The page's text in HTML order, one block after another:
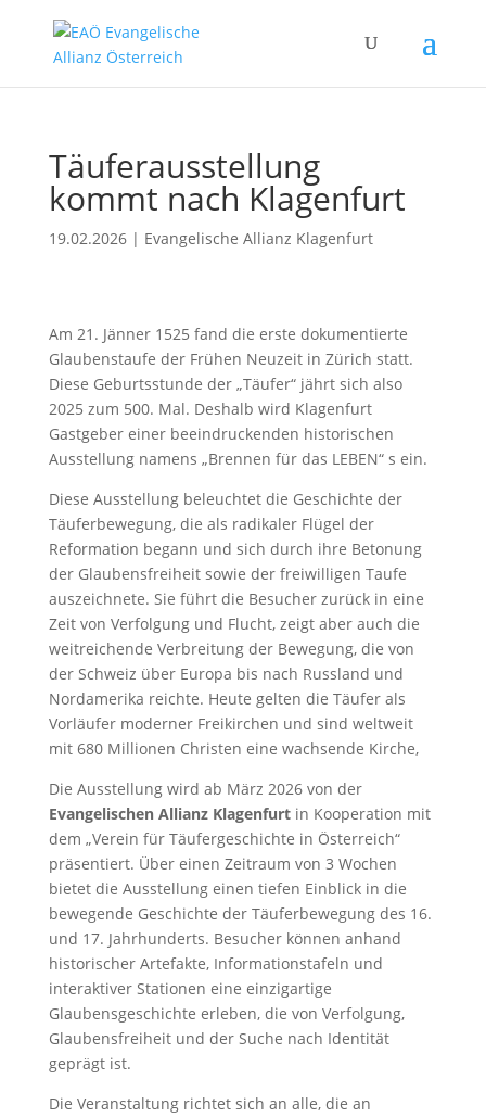
Täuferausstellung
kommt nach Klagenfurt
19.02.2026| Evangelische Allianz Klagenfurt
Am 21. Jänner 1525 fand die erste dokumentierte
Glaubenstaufe der Frühen Neuzeit in Zürich statt.
Diese Geburtsstunde der „Täufer“ jährt sich also
2025 zum 500. Mal. Deshalb wird Klagenfurt
Gastgeber einer beeindruckenden historischen
Ausstellung namens „Brennen für das LEBEN“ s ein.
Diese Ausstellung beleuchtet die Geschichte der
Täuferbewegung, die als radikaler Flügel der
Reformation begann und sich durch ihre Betonung
der Glaubensfreiheit sowie der freiwilligen Taufe
auszeichnete. Sie führt die Besucher zurück in eine
Zeit von Verfolgung und Flucht, zeigt aber auch die
weitreichende Verbreitung der Bewegung, die von
der Schweiz über Europa bis nach Russland und
Nordamerika reichte. Heute gelten die Täufer als
Vorläufer moderner Freikirchen und sind weltweit
mit 680 Millionen Christen eine wachsende Kirche,
Die Ausstellung wird ab März 2026 von der
Evangelischen Allianz Klagenfurtin Kooperation mit
dem „Verein für Täufergeschichte in Österreich“
präsentiert. Über einen Zeitraum von 3 Wochen
bietet die Ausstellung einen tiefen Einblick in die
bewegende Geschichte der Täuferbewegung des 16.
und 17. Jahrhunderts. Besucher können anhand
historischer Artefakte, Informationstafeln und
interaktiver Stationen eine einzigartige
Glaubensgeschichte erleben, die von Verfolgung,
Glaubensfreiheit und der Suche nach Identität
geprägt ist.
Die Veranstaltung richtet sich an alle, die an